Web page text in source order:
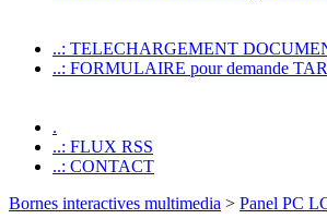
..: TELECHARGEMENT
..: FORMULAIRE pour demande
.
..: FLUX RSS
..: CONTACT
Bornes interactives multimedia > Panel PC